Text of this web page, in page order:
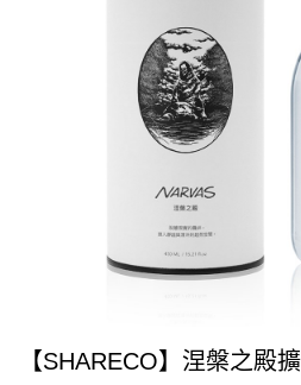
【SHARECO】涅槃之殿